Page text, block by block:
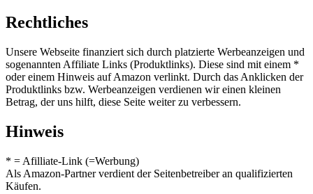
Rechtliches
Unsere Webseite finanziert sich durch platzierte Werbeanzeigen und
sogenannten Affiliate Links (Produktlinks). Diese sind mit einem *
oder einem Hinweis auf Amazon verlinkt. Durch das Anklicken der
Produktlinks bzw. Werbeanzeigen verdienen wir einen kleinen
Betrag, der uns hilft, diese Seite weiter zu verbessern.
Hinweis
* = Afilliate-Link (=Werbung)
Als Amazon-Partner verdient der Seitenbetreiber an qualifizierten
Käufen.